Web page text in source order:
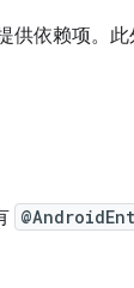
供依赖项。